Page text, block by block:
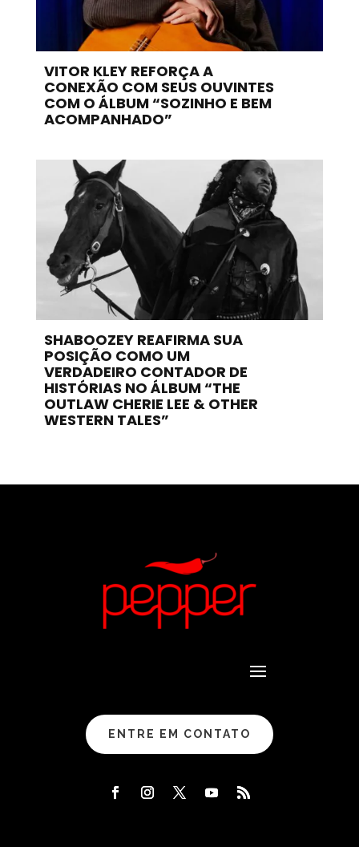
VITOR KLEY REFORÇA A
CONEXÃO COM SEUS OUVINTES
COM O ÁLBUM “SOZINHO E BEM
ACOMPANHADO”
SHABOOZEY REAFIRMA SUA
POSIÇÃO COMO UM
VERDADEIRO CONTADOR DE
HISTÓRIAS NO ÁLBUM “THE
OUTLAW CHERIE LEE & OTHER
WESTERN TALES”
ENTRE EM CONTATO